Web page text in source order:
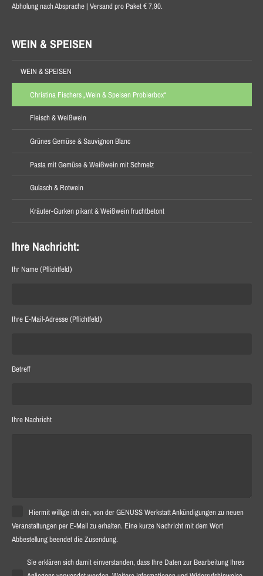
Abholung nach Absprache | Versand pro Paket € 7,90.
WEIN & SPEISEN
WEIN & SPEISEN
Christina Fischers „Wein & Speisen Probierbox“
Fleisch & Weißwein
Grünes Gemüse & Sauvignon Blanc
Pasta mit Gemüse & Weißwein mit Schmelz
Gulasch & Rotwein
Kräuter-Gurken pikant & Weißwein fruchtbetont
Ihre Nachricht:
Ihr Name (Pflichtfeld)
Ihre E-Mail-Adresse (Pflichtfeld)
Betreff
Ihre Nachricht
Hiermit willige ich ein, von der GENUSS Werkstatt Ankündigungen zu neuen
Veranstaltungen per E-Mail zu erhalten. Eine kurze Nachricht mit dem Wort
Abbestellung beendet die Zusendung.
Sie erklären sich damit einverstanden, dass Ihre Daten zur Bearbeitung Ihres